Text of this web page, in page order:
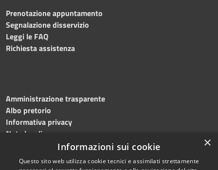
Prenotazione appuntamento
Segnalazione disservizio
Leggi le FAQ
Richiesta assistenza
Amministrazione trasparente
Albo pretorio
Informativa privacy
Note legali
Dichiarazione di accessibilità
×
Informazioni sui cookie
Questo sito web utilizza cookie tecnici e assimilati strettamente